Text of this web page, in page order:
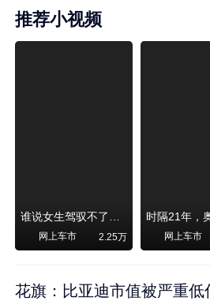
推荐小视频
谁说女生驾驭不了大SUV？看我开问界M6驰骋坝上草原！
网上车市 2.25万 网上车市
花旗：比亚迪市值被严重低